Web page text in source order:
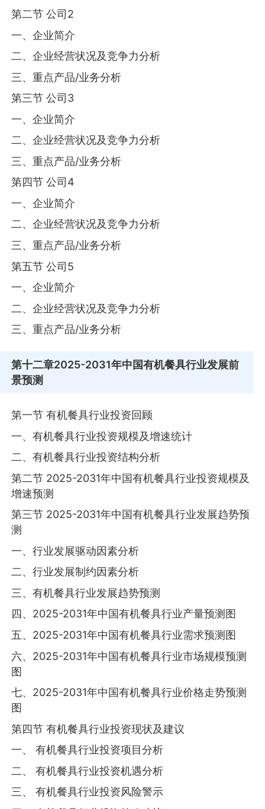
第二节 公司2
一、企业简介
二、企业经营状况及竞争力分析
三、重点产品/业务分析
第三节 公司3
一、企业简介
二、企业经营状况及竞争力分析
三、重点产品/业务分析
第四节 公司4
一、企业简介
二、企业经营状况及竞争力分析
三、重点产品/业务分析
第五节 公司5
一、企业简介
二、企业经营状况及竞争力分析
三、重点产品/业务分析
第十二章2025-2031年中国有机餐具行业发展前
景预测
第一节 有机餐具行业投资回顾
一、有机餐具行业投资规模及增速统计
二、有机餐具行业投资结构分析
第二节 2025-2031年中国有机餐具行业投资规模及
增速预测
第三节 2025-2031年中国有机餐具行业发展趋势预
测
一、行业发展驱动因素分析
二、行业发展制约因素分析
三、有机餐具行业发展趋势预测
四、2025-2031年中国有机餐具行业产量预测图
五、2025-2031年中国有机餐具行业需求预测图
六、2025-2031年中国有机餐具行业市场规模预测
图
七、2025-2031年中国有机餐具行业价格走势预测
图
第四节 有机餐具行业投资现状及建议
一、 有机餐具行业投资项目分析
二、 有机餐具行业投资机遇分析
三、 有机餐具行业投资风险警示